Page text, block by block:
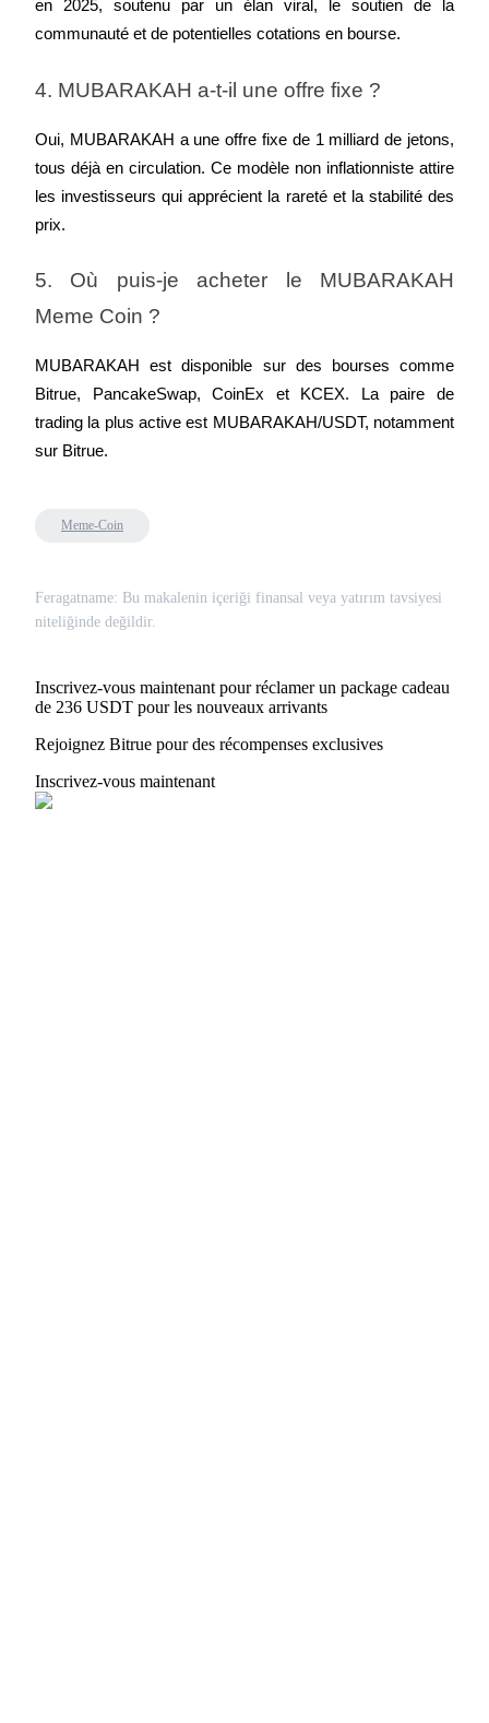
en 2025, soutenu par un élan viral, le soutien de la
communauté et de potentielles cotations en bourse.
4. MUBARAKAH a-t-il une offre fixe ?
Oui, MUBARAKAH a une offre fixe de 1 milliard de jetons,
tous déjà en circulation. Ce modèle non inflationniste attire
les investisseurs qui apprécient la rareté et la stabilité des
prix.
5. Où puis-je acheter le MUBARAKAH
Meme Coin ?
MUBARAKAH est disponible sur des bourses comme
Bitrue, PancakeSwap, CoinEx et KCEX. La paire de
trading la plus active est MUBARAKAH/USDT, notamment
sur Bitrue.
Meme-Coin
Feragatname: Bu makalenin içeriği finansal veya yatırım tavsiyesi
niteliğinde değildir.
Inscrivez-vous maintenant pour réclamer un package cadeau
de 236 USDT pour les nouveaux arrivants
Rejoignez Bitrue pour des récompenses exclusives
Inscrivez-vous maintenant